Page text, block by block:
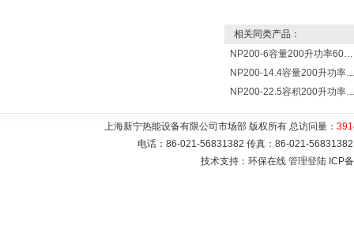
相关同类产品：
NP200-6容量200升功率6000瓦新宁电热水器 热水锅炉
NP200-14.4容量200升功率14400瓦蓄
NP200-22.5容积200升功率22500瓦储
上海新宁热能设备有限公司市场部 版权所有 总访问量：
电话：86-021-56831382 传真：86-021-
技术支持：环保在线 管理登陆 ICP